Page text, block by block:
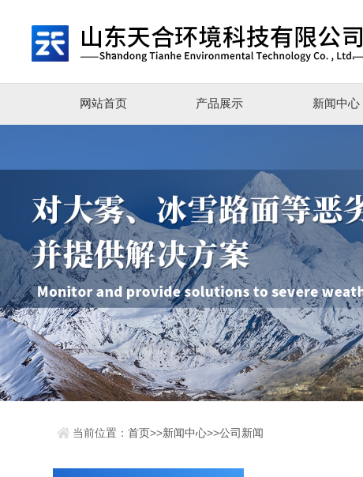
网站首页 产品展示 新闻中心
当前位置：首页>>新闻中心>>公司新闻